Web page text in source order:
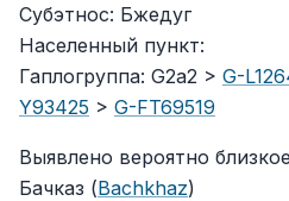
Субэтнос: Бжедуг
Населенный пункт:
Гаплогруппа: G2a2 > G-
Y93425 > G-FT69519
Выявлено вероятно
Бачказ (Bachkhaz)